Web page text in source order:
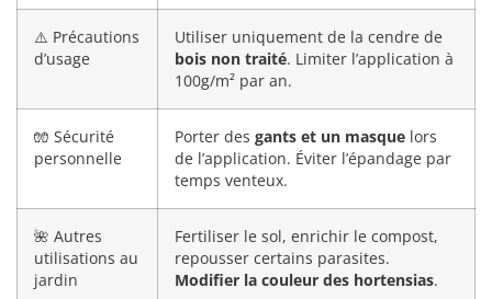
⚠️ Précautions
d’usage
Utiliser uniquement de la cendre de
bois non traité. Limiter l’application à
100g/m² par an.
🧤 Sécurité
personnelle
Porter des gants et un masque lors
de l’application. Éviter l’épandage par
temps venteux.
🌺 Autres
utilisations au
jardin
Fertiliser le sol, enrichir le compost,
repousser certains parasites.
Modifier la couleur des hortensias.